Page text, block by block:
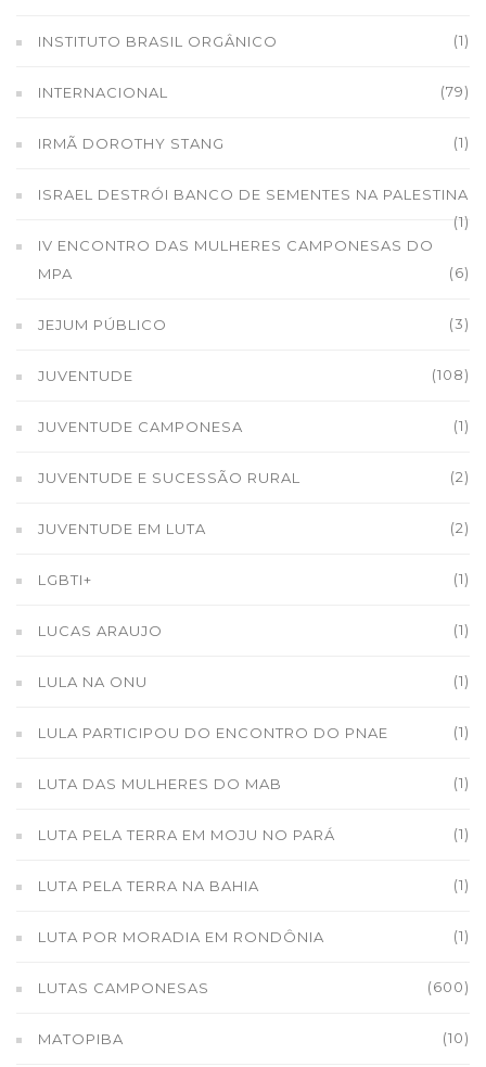
INSTITUTO BRASIL ORGÂNICO (1)
INTERNACIONAL (79)
IRMÃ DOROTHY STANG (1)
ISRAEL DESTRÓI BANCO DE SEMENTES NA PALESTINA
(1)
IV ENCONTRO DAS MULHERES CAMPONESAS DO
MPA
(6)
JEJUM PÚBLICO (3)
JUVENTUDE (108)
JUVENTUDE CAMPONESA (1)
JUVENTUDE E SUCESSÃO RURAL (2)
JUVENTUDE EM LUTA (2)
LGBTI+ (1)
LUCAS ARAUJO (1)
LULA NA ONU (1)
LULA PARTICIPOU DO ENCONTRO DO PNAE (1)
LUTA DAS MULHERES DO MAB (1)
LUTA PELA TERRA EM MOJU NO PARÁ (1)
LUTA PELA TERRA NA BAHIA (1)
LUTA POR MORADIA EM RONDÔNIA (1)
LUTAS CAMPONESAS (600)
MATOPIBA (10)